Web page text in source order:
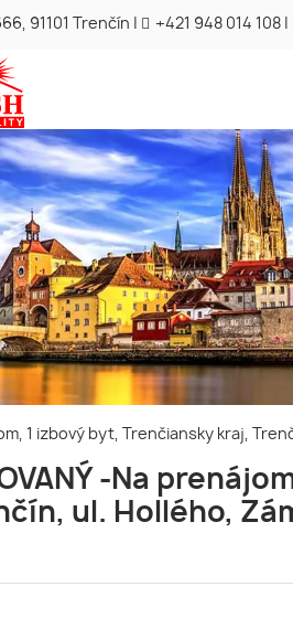
91101 Trenčín | +421 948 014 108
1 izbový byt, Trenčiansky kraj,
-Na
ul. Hollého,